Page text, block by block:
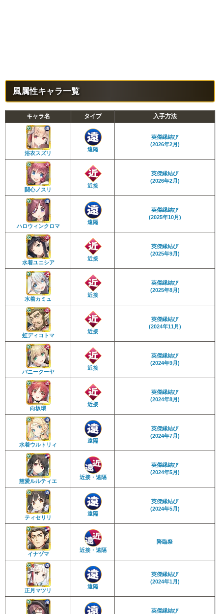
風属性キャラ一覧
キャラ名 タイプ 入手方法
浴衣スズリ
遠隔
英傑縁結び
(2026年2月)
闘心ノスリ
近接
英傑縁結び
(2026年2月)
ハロウィンクロマ
遠隔
英傑縁結び
(2025年10月)
水着ユニシア
近接
英傑縁結び
(2025年9月)
水着カミュ
近接
英傑縁結び
(2025年8月)
虹ディコトマ
近接
英傑縁結び
(2024年11月)
バニークーヤ
近接
英傑縁結び
(2024年9月)
向坂環
近接
英傑縁結び
(2024年8月)
水着ウルトリィ
遠隔
英傑縁結び
(2024年7月)
慈愛ルルティエ
近接・遠隔
英傑縁結び
(2024年5月)
ティセリリ
遠隔
英傑縁結び
(2024年5月)
イナヅマ
近接・遠隔
降臨祭
正月マツリ
遠隔
英傑縁結び
(2024年1月)
英傑縁結び